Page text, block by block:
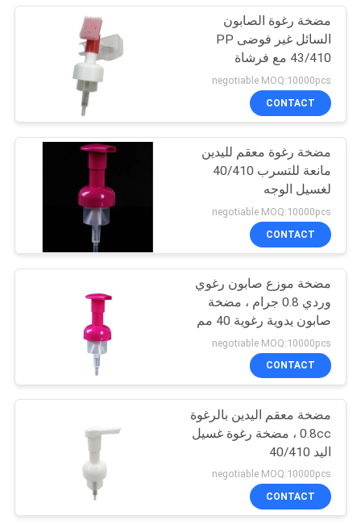
موزع الصابون السائل
مضخة رش فوهة
طويلة
13
مضخة مطهر اليد
جالون
10
17
مضخة رغوة الصابون
السائل غير فوضى PP
43/410 مع فرشاة
negotiable MOQ:10000pcs
CONTACT
مضخة رغوة معقم لليدين
مانعة للتسرب 40/410
لغسيل الوجه
negotiable MOQ:10000pcs
CONTACT
مضخة موزع صابون رغوي
وردي 0.8 جرام ، مضخة
صابون يدوية رغوية 40 مم
negotiable MOQ:10000pcs
CONTACT
مضخة معقم اليدين بالرغوة
0.8cc ، مضخة رغوة غسيل
اليد 40/410
negotiable MOQ:10000pcs
CONTACT